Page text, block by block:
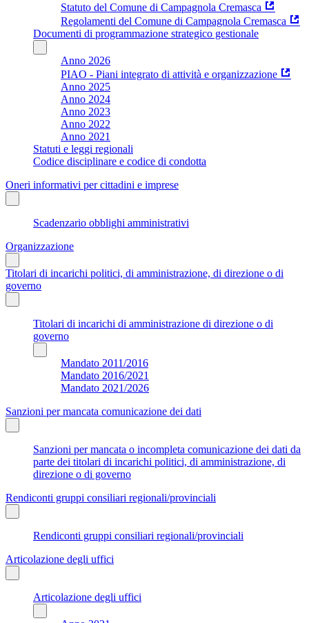
Statuto del Comune di Campagnola Cremasca
Regolamenti del Comune di Campagnola Cremasca
Documenti di programmazione strategico gestionale
Anno 2026
PIAO - Piani integrato di attività e organizzazione
Anno 2025
Anno 2024
Anno 2023
Anno 2022
Anno 2021
Statuti e leggi regionali
Codice disciplinare e codice di condotta
Oneri informativi per cittadini e imprese
Scadenzario obblighi amministrativi
Organizzazione
Titolari di incarichi politici, di amministrazione, di direzione o di
governo
Titolari di incarichi di amministrazione di direzione o di
governo
Mandato 2011/2016
Mandato 2016/2021
Mandato 2021/2026
Sanzioni per mancata comunicazione dei dati
Sanzioni per mancata o incompleta comunicazione dei dati da
parte dei titolari di incarichi politici, di amministrazione, di
direzione o di governo
Rendiconti gruppi consiliari regionali/provinciali
Rendiconti gruppi consiliari regionali/provinciali
Articolazione degli uffici
Articolazione degli uffici